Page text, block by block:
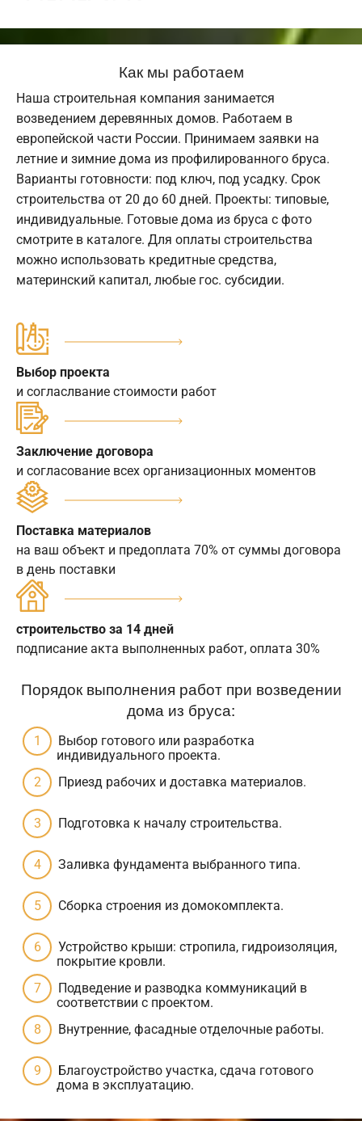
Как мы работаем
Наша строительная компания занимается
возведением деревянных домов. Работаем в
европейской части России. Принимаем заявки на
летние и зимние дома из профилированного бруса.
Варианты готовности: под ключ, под усадку. Срок
строительства от 20 до 60 дней. Проекты: типовые,
индивидуальные. Готовые дома из бруса с фото
смотрите в каталоге. Для оплаты строительства
можно использовать кредитные средства,
материнский капитал, любые гос. субсидии.
Выбор проекта
и согласлвание стоимости работ
Заключение договора
и согласование всех организационных моментов
Поставка материалов
на ваш объект и предоплата 70% от суммы договора
в день поставки
строительство за 14 дней
подписание акта выполненных работ, оплата 30%
Порядок выполнения работ при возведении
дома из бруса:
Выбор готового или разработка
индивидуального проекта.
Приезд рабочих и доставка материалов.
Подготовка к началу строительства.
Заливка фундамента выбранного типа.
Сборка строения из домокомплекта.
Устройство крыши: стропила, гидроизоляция,
покрытие кровли.
Подведение и разводка коммуникаций в
соответствии с проектом.
Внутренние, фасадные отделочные работы.
Благоустройство участка, сдача готового
дома в эксплуатацию.